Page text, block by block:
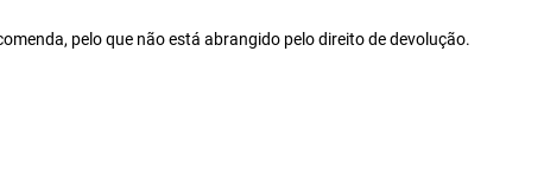
pelo que não está abrangido pelo direito de devolução.